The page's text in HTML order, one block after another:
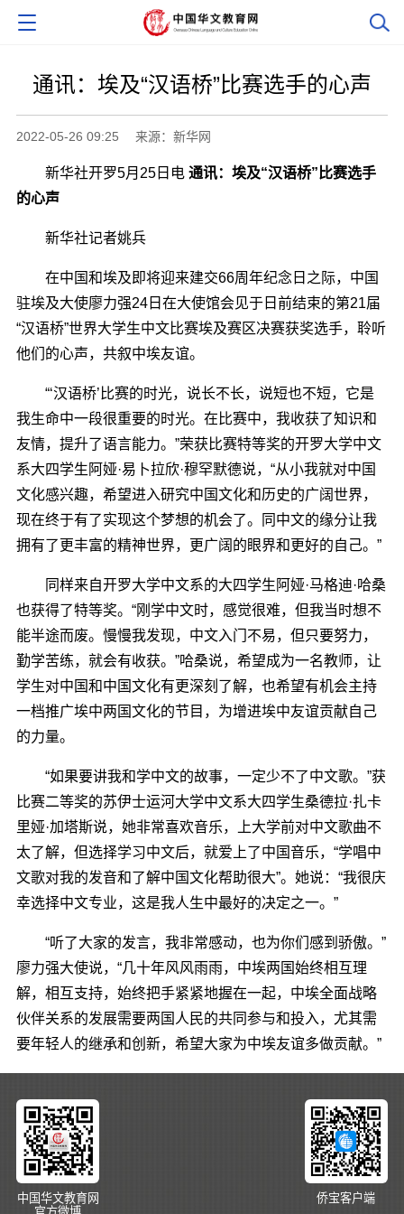
通讯：埃及“汉语桥”比赛选手的心声
2022-05-26 09:25 来源：新华网
新华社开罗5月25日电 通讯：埃及“汉语桥”比赛选手
的心声
新华社记者姚兵
在中国和埃及即将迎来建交66周年纪念日之际，中国
驻埃及大使廖力强24日在大使馆会见于日前结束的第21届
“汉语桥”世界大学生中文比赛埃及赛区决赛获奖选手，聆听
他们的心声，共叙中埃友谊。
“‘汉语桥’比赛的时光，说长不长，说短也不短，它是
我生命中一段很重要的时光。在比赛中，我收获了知识和
友情，提升了语言能力。”荣获比赛特等奖的开罗大学中文
系大四学生阿娅·易卜拉欣·穆罕默德说，“从小我就对中国
文化感兴趣，希望进入研究中国文化和历史的广阔世界，
现在终于有了实现这个梦想的机会了。同中文的缘分让我
拥有了更丰富的精神世界，更广阔的眼界和更好的自己。”
同样来自开罗大学中文系的大四学生阿娅·马格迪·哈桑
也获得了特等奖。“刚学中文时，感觉很难，但我当时想不
能半途而废。慢慢我发现，中文入门不易，但只要努力，
勤学苦练，就会有收获。”哈桑说，希望成为一名教师，让
学生对中国和中国文化有更深刻了解，也希望有机会主持
一档推广埃中两国文化的节目，为增进埃中友谊贡献自己
的力量。
“如果要讲我和学中文的故事，一定少不了中文歌。”获
比赛二等奖的苏伊士运河大学中文系大四学生桑德拉·扎卡
里娅·加塔斯说，她非常喜欢音乐，上大学前对中文歌曲不
太了解，但选择学习中文后，就爱上了中国音乐，“学唱中
文歌对我的发音和了解中国文化帮助很大”。她说：“我很庆
幸选择中文专业，这是我人生中最好的决定之一。”
“听了大家的发言，我非常感动，也为你们感到骄傲。”
廖力强大使说，“几十年风风雨雨，中埃两国始终相互理
解，相互支持，始终把手紧紧地握在一起，中埃全面战略
伙伴关系的发展需要两国人民的共同参与和投入，尤其需
要年轻人的继承和创新，希望大家为中埃友谊多做贡献。”
中国华文教育网
侨宝客户端